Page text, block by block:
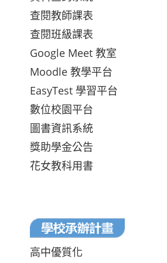
查閱教師課表
查閱班級課表
Google Meet 教室
Moodle 教學平台
EasyTest 學習平台
數位校園平台
圖書資訊系統
獎助學金公告
花女教科用書
高中優質化